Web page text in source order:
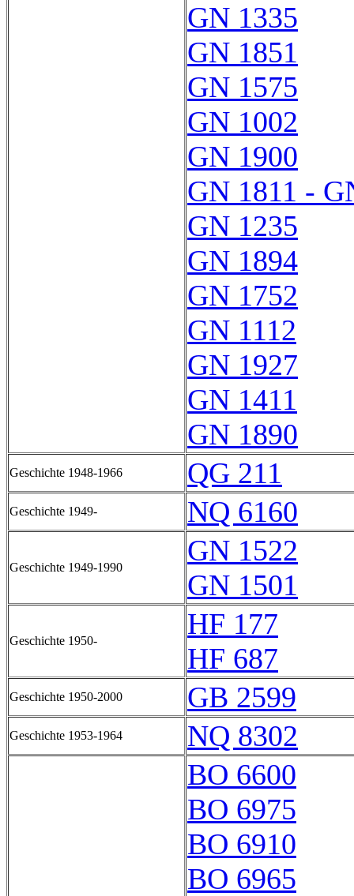
GN 1335
GN 1851
GN 1575
GN 1002
GN 1900
GN 1811 -
GN 1235
GN 1894
GN 1752
GN 1112
GN 1927
GN 1411
GN 1890
Geschichte 1948-1966 QG 211
Geschichte 1949- NQ 6160
Geschichte 1949-1990
GN 1522
GN 1501
Geschichte 1950-
HF 177
HF 687
Geschichte 1950-2000 GB 2599
Geschichte 1953-1964 NQ 8302
BO 6600
BO 6975
BO 6910
BO 6965